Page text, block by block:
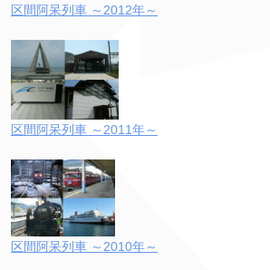
区間阿呆列車 ～2012年～
区間阿呆列車 ～2011年～
区間阿呆列車 ～2010年～